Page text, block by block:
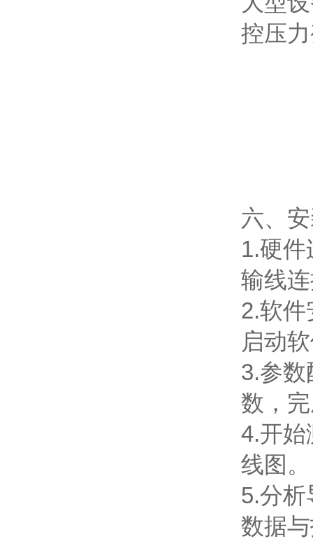
控压
六、
1.硬
输线
2.软
启动
3.参
数，
4.开始
线图。
5.分
数据